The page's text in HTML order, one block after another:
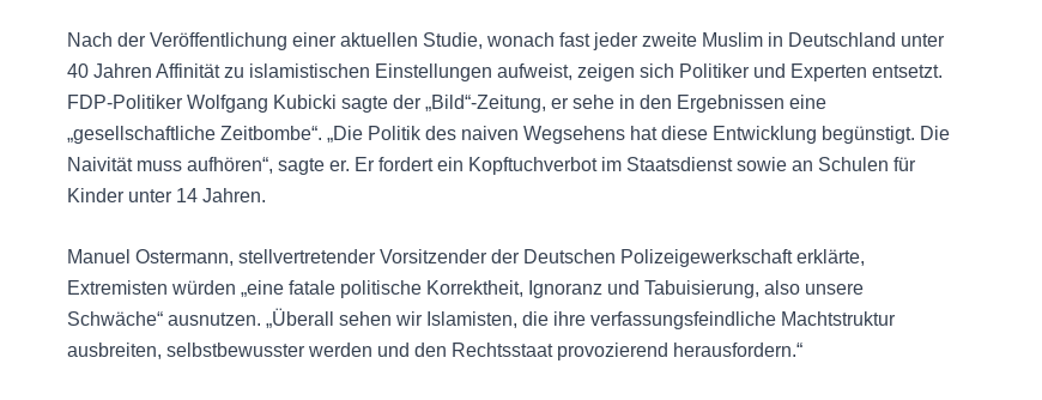
Nach der Veröffentlichung einer aktuellen Studie, wonach fast jeder zweite Muslim in Deutschland unter
40 Jahren Affinität zu islamistischen Einstellungen aufweist, zeigen sich Politiker und Experten entsetzt.
FDP-Politiker Wolfgang Kubicki sagte der „Bild“-Zeitung, er sehe in den Ergebnissen eine
„gesellschaftliche Zeitbombe“. „Die Politik des naiven Wegsehens hat diese Entwicklung begünstigt. Die
Naivität muss aufhören“, sagte er. Er fordert ein Kopftuchverbot im Staatsdienst sowie an Schulen für
Kinder unter 14 Jahren.
Manuel Ostermann, stellvertretender Vorsitzender der Deutschen Polizeigewerkschaft erklärte,
Extremisten würden „eine fatale politische Korrektheit, Ignoranz und Tabuisierung, also unsere
Schwäche“ ausnutzen. „Überall sehen wir Islamisten, die ihre verfassungsfeindliche Machtstruktur
ausbreiten, selbstbewusster werden und den Rechtsstaat provozierend herausfordern.“